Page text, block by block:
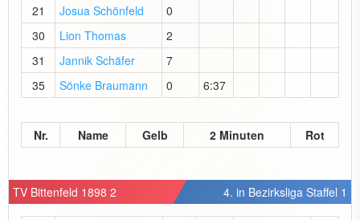
21
Josua Schönfeld
0
30
Lion Thomas
2
31
Jannik Schäfer
7
35
Sönke Braumann 0 6:37
Nr. Name Gelb 2 Minuten Rot
TV Bittenfeld 1898 2 4. in Bezirksliga Staffel 1